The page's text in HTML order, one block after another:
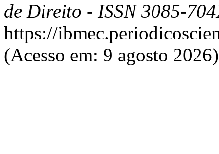
de Direito - ISSN 3085-
https://
(Acesso em: 9 agosto